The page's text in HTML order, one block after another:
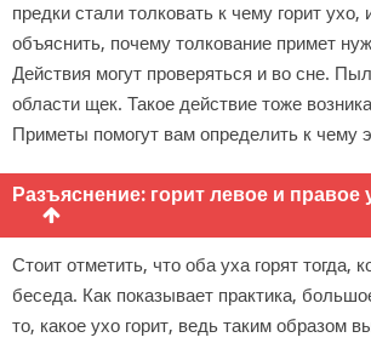
предки стали толковать к чему горит ухо,
объяснить, почему толкование примет
Действия могут проверяться и во сне.
области щек. Такое действие тоже
Приметы помогут вам определить к чему
Разъяснение: горит левое и правое
Стоит отметить, что оба уха горят тогда,
беседа. Как показывает практика,
то, какое ухо горит, ведь таким образом